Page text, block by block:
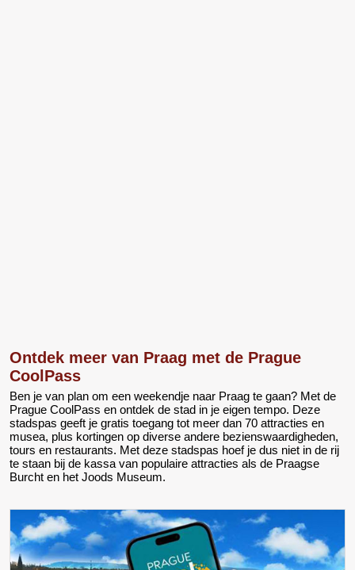
Ontdek meer van Praag met de Prague
CoolPass
Ben je van plan om een weekendje naar Praag te gaan? Met de
Prague CoolPass en ontdek de stad in je eigen tempo. Deze
stadspas geeft je gratis toegang tot meer dan 70 attracties en
musea, plus kortingen op diverse andere bezienswaardigheden,
tours en restaurants. Met deze stadspas hoef je dus niet in de rij
te staan bij de kassa van populaire attracties als de Praagse
Burcht en het Joods Museum.